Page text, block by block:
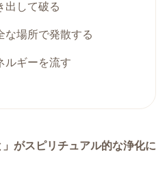
出して破る
な場所で発散する
ルギーを流す
」がスピリチュアル的な浄化に